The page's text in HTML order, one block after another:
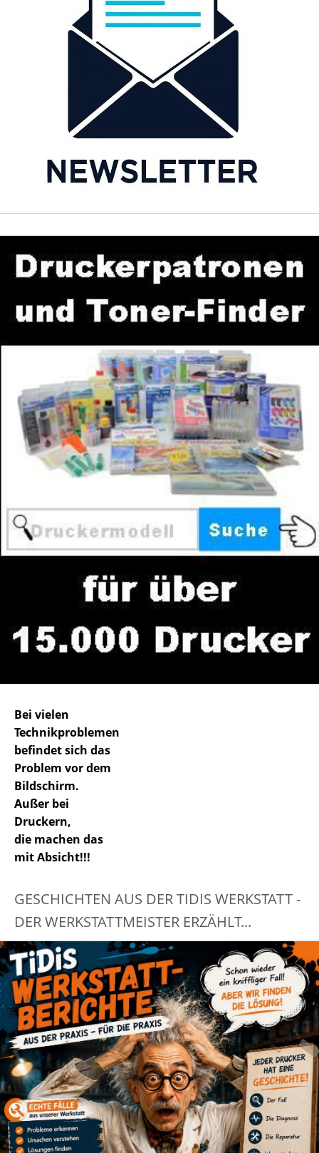
Bei vielen
Technikproblemen
befindet sich das
Problem vor dem
Bildschirm.
Außer bei
Druckern,
die machen das
mit Absicht!!!
GESCHICHTEN AUS DER TIDIS WERKSTATT -
DER WERKSTATTMEISTER ERZÄHLT...